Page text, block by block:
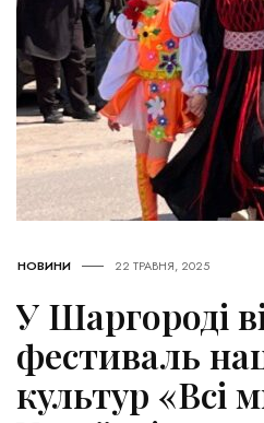
НОВИНИ 22 ТРАВНЯ, 2025
У Шаргороді
фестиваль
культур «Всі